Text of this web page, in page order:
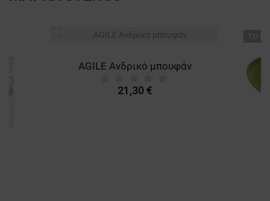
AGILE Ανδρικό μπουφάν
21,30 €